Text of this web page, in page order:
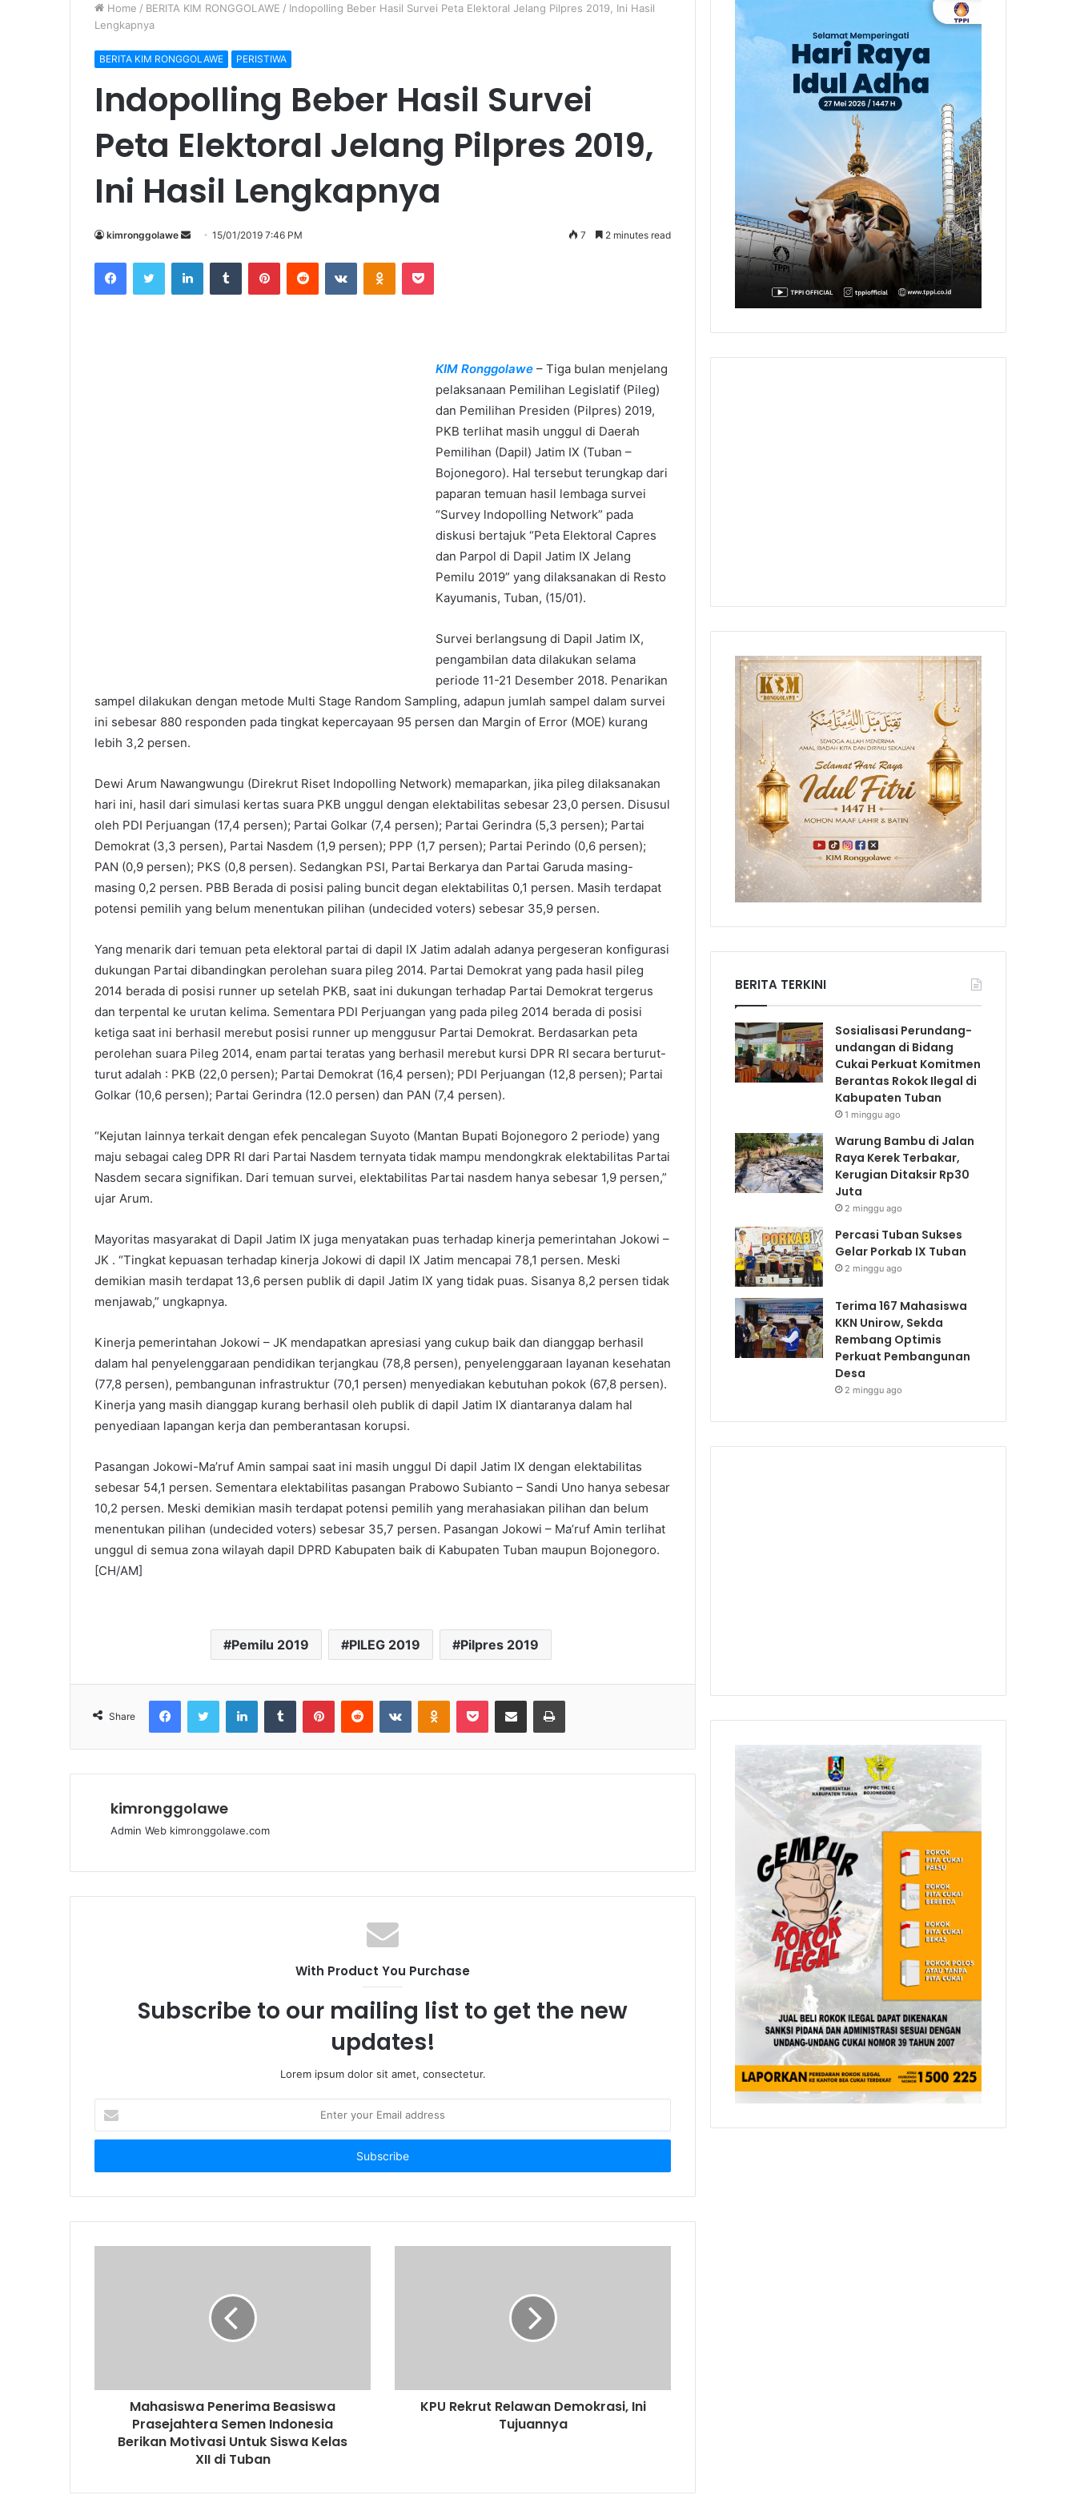
Home / BERITA KIM RONGGOLAWE / Indopolling Beber Hasil Survei Peta Elektoral Jelang Pilpres 2019, Ini Hasil
Lengkapnya
BERITA KIM RONGGOLAWE PERISTIWA
Indopolling Beber Hasil Survei
Peta Elektoral Jelang Pilpres 2019,
Ini Hasil Lengkapnya
kimronggolawe
n
d
15/01/2019 7:46 PM 7 2 minutes read
KIM Ronggolawe – Tiga bulan menjelang
pelaksanaan Pemilihan Legislatif (Pileg)
dan Pemilihan Presiden (Pilpres) 2019,
PKB terlihat masih unggul di Daerah
Pemilihan (Dapil) Jatim IX (Tuban –
Bojonegoro). Hal tersebut terungkap dari
paparan temuan hasil lembaga survei
“Survey lndopolling Network” pada
diskusi bertajuk “Peta Elektoral Capres
dan Parpol di Dapil Jatim IX Jelang
Pemilu 2019” yang dilaksanakan di Resto
Kayumanis, Tuban, (15/01).
Survei berlangsung di Dapil Jatim IX,
pengambilan data dilakukan selama
periode 11-21 Desember 2018. Penarikan
sampel dilakukan dengan metode Multi Stage Random Sampling, adapun jumlah sampel dalam survei
ini sebesar 880 responden pada tingkat kepercayaan 95 persen dan Margin of Error (MOE) kurang
lebih 3,2 persen.
Dewi Arum Nawangwungu (Direkrut Riset Indopolling Network) memaparkan, jika pileg dilaksanakan
hari ini, hasil dari simulasi kertas suara PKB unggul dengan elektabilitas sebesar 23,0 persen. Disusul
oleh PDI Perjuangan (17,4 persen); Partai Golkar (7,4 persen); Partai Gerindra (5,3 persen); Partai
Demokrat (3,3 persen), Partai Nasdem (1,9 persen); PPP (1,7 persen); Partai Perindo (0,6 persen);
PAN (0,9 persen); PKS (0,8 persen). Sedangkan PSI, Partai Berkarya dan Partai Garuda masing-
masing 0,2 persen. PBB Berada di posisi paling buncit degan elektabilitas 0,1 persen. Masih terdapat
potensi pemilih yang belum menentukan pilihan (undecided voters) sebesar 35,9 persen.
Yang menarik dari temuan peta elektoral partai di dapil IX Jatim adalah adanya pergeseran konfigurasi
dukungan Partai dibandingkan perolehan suara pileg 2014. Partai Demokrat yang pada hasil pileg
2014 berada di posisi runner up setelah PKB, saat ini dukungan terhadap Partai Demokrat tergerus
dan terpental ke urutan kelima. Sementara PDI Perjuangan yang pada pileg 2014 berada di posisi
ketiga saat ini berhasil merebut posisi runner up menggusur Partai Demokrat. Berdasarkan peta
perolehan suara Pileg 2014, enam partai teratas yang berhasil merebut kursi DPR RI secara berturut-
turut adalah : PKB (22,0 persen); Partai Demokrat (16,4 persen); PDI Perjuangan (12,8 persen); Partai
Golkar (10,6 persen); Partai Gerindra (12.0 persen) dan PAN (7,4 persen).
“Kejutan lainnya terkait dengan efek pencalegan Suyoto (Mantan Bupati Bojonegoro 2 periode) yang
maju sebagai caleg DPR RI dari Partai Nasdem ternyata tidak mampu mendongkrak elektabilitas Partai
Nasdem secara signifikan. Dari temuan survei, elektabilitas Partai nasdem hanya sebesar 1,9 persen,”
ujar Arum.
Mayoritas masyarakat di Dapil Jatim IX juga menyatakan puas terhadap kinerja pemerintahan Jokowi –
JK . “Tingkat kepuasan terhadap kinerja Jokowi di dapil IX Jatim mencapai 78,1 persen. Meski
demikian masih terdapat 13,6 persen publik di dapil Jatim IX yang tidak puas. Sisanya 8,2 persen tidak
menjawab,” ungkapnya.
Kinerja pemerintahan Jokowi – JK mendapatkan apresiasi yang cukup baik dan dianggap berhasil
dalam hal penyelenggaraan pendidikan terjangkau (78,8 persen), penyelenggaraan layanan kesehatan
(77,8 persen), pembangunan infrastruktur (70,1 persen) menyediakan kebutuhan pokok (67,8 persen).
Kinerja yang masih dianggap kurang berhasil oleh publik di dapil Jatim IX diantaranya dalam hal
penyediaan lapangan kerja dan pemberantasan korupsi.
Pasangan Jokowi-Ma’ruf Amin sampai saat ini masih unggul Di dapil Jatim IX dengan elektabilitas
sebesar 54,1 persen. Sementara elektabilitas pasangan Prabowo Subianto – Sandi Uno hanya sebesar
10,2 persen. Meski demikian masih terdapat potensi pemilih yang merahasiakan pilihan dan belum
menentukan pilihan (undecided voters) sebesar 35,7 persen. Pasangan Jokowi – Ma’ruf Amin terlihat
unggul di semua zona wilayah dapil DPRD Kabupaten baik di Kabupaten Tuban maupun Bojonegoro.
[CH/AM]
Pemilu 2019 PILEG 2019 Pilpres 2019
Share
kimronggolawe
Admin Web kimronggolawe.com
With Product You Purchase
Subscribe to our mailing list to get the new
updates!
Lorem ipsum dolor sit amet, consectetur.
t
r
u
r
Mahasiswa Penerima Beasiswa
Prasejahtera Semen Indonesia
Berikan Motivasi Untuk Siswa Kelas
XII di Tuban
KPU Rekrut Relawan Demokrasi, Ini
Tujuannya
BERITA TERKINI
Sosialisasi Perundang-
undangan di Bidang
Cukai Perkuat Komitmen
Berantas Rokok Ilegal di
Kabupaten Tuban
1 minggu ago
Warung Bambu di Jalan
Raya Kerek Terbakar,
Kerugian Ditaksir Rp30
Juta
2 minggu ago
Percasi Tuban Sukses
Gelar Porkab IX Tuban
2 minggu ago
Terima 167 Mahasiswa
KKN Unirow, Sekda
Rembang Optimis
Perkuat Pembangunan
Desa
2 minggu ago